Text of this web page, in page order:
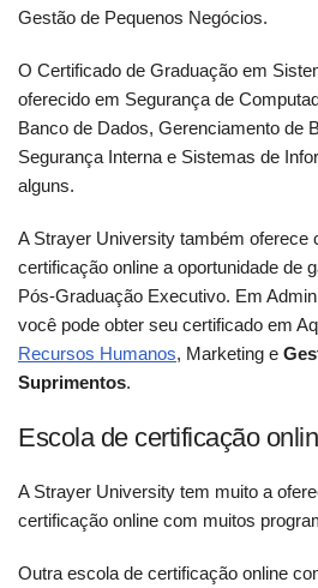
Gestão de Pequenos Negócios.
O Certificado de Graduação em
oferecido em Segurança de
Banco de Dados, Gerenciamento de
Segurança Interna e Sistemas de
alguns.
A Strayer University também oferece
certificação online a oportunidade de
Pós-Graduação Executivo. Em
você pode obter seu certificado em
Recursos Humanos, Marketing e
Suprimentos.
Escola de certificação
A Strayer University tem muito a
certificação online com muitos
Outra escola de certificação online